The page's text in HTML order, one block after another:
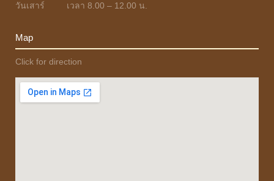
วันเสาร์ เวลา 8.00 – 12.00 น.
Map
Click for direction